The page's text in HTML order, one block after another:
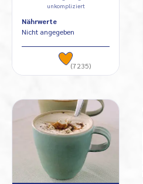
unkompliziert
Nährwerte
Nicht angegeben
(7235)